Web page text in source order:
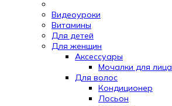
Видеоуроки
Витамины
Для детей
Для женщин
Аксессуары
Мочалки для лица
Для волос
Кондиционер
Лосьон